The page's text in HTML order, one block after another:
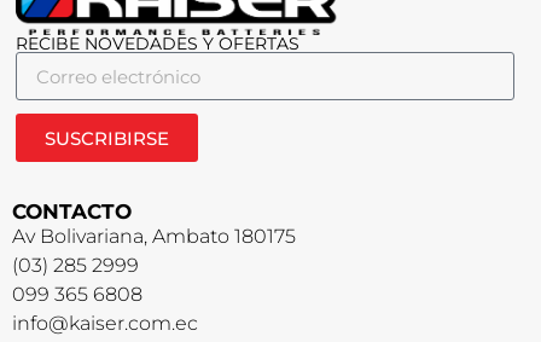
RECIBE NOVEDADES Y OFERTAS
SUSCRIBIRSE
CONTACTO
Av Bolivariana, Ambato 180175
(03) 285 2999
099 365 6808
info@kaiser.com.ec